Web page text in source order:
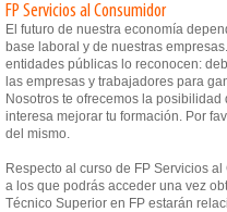
FP Servicios al Consumidor
El futuro de nuestra economía
base laboral y de nuestras
entidades públicas lo reconocen:
las empresas y trabajadores para
Nosotros te ofrecemos la
interesa mejorar tu formación. Por
del mismo.
Respecto al curso de FP Servicios
a los que podrás acceder una vez
Técnico Superior en FP estarán